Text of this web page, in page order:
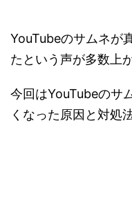
YouTubeのサムネが
たという声が多数上
今回はYouTubeのサ
くなった原因と対処